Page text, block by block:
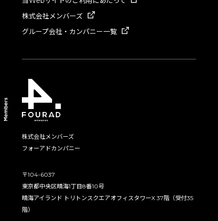
株式会社メンバーズ
フォーアドカンパニー
〒104-6037
東京都中央区晴海1丁目8番10号
晴海アイランド トリトンスクエアオフィスタワーX 37階（受付35
階）
株式会社メンバーズ
グループ会社・カンパニー一覧